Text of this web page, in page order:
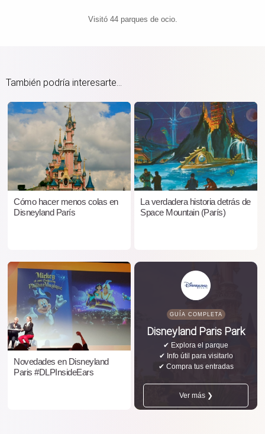
Visitó 44 parques de ocio.
También podría interesarte...
Cómo hacer menos colas en
Disneyland París
La verdadera historia detrás de
Space Mountain (París)
Novedades en Disneyland
Paris #DLPInsideEars
GUÍA COMPLETA
Disneyland Paris Park
✔ Explora el parque
✔ Info útil para visitarlo
✔ Compra tus entradas
Ver más ❯